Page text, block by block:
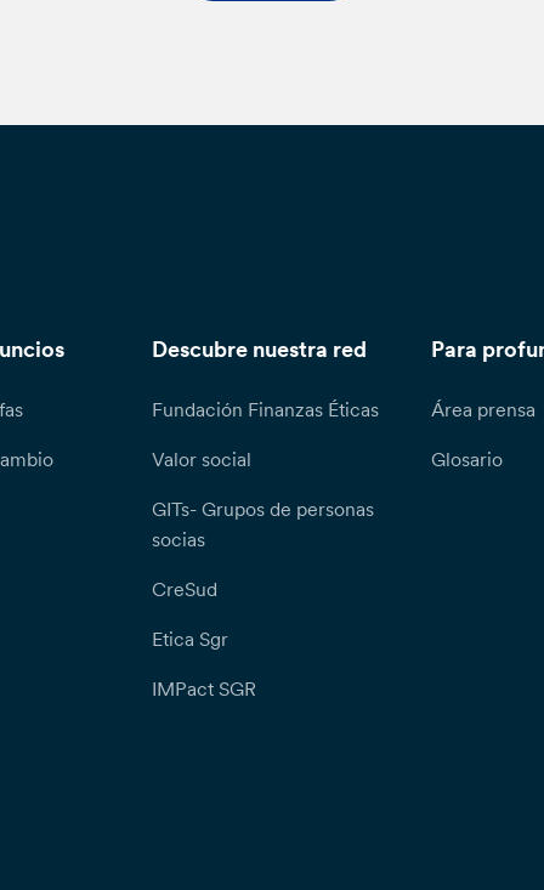
Descubre nuestra red
Fundación Finanzas Éticas
Valor social
GITs- Grupos de personas
socias
CreSud
Etica Sgr
IMPact SGR
Para
Área prensa
Glosario